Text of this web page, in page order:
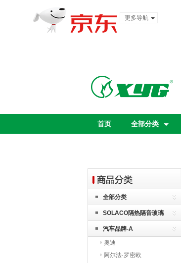
更多导航
首页 全部分类
全部分类
SOLACO隔热隔音玻璃
【免贴膜】
汽车品牌-A
奥迪
阿尔法·罗密欧